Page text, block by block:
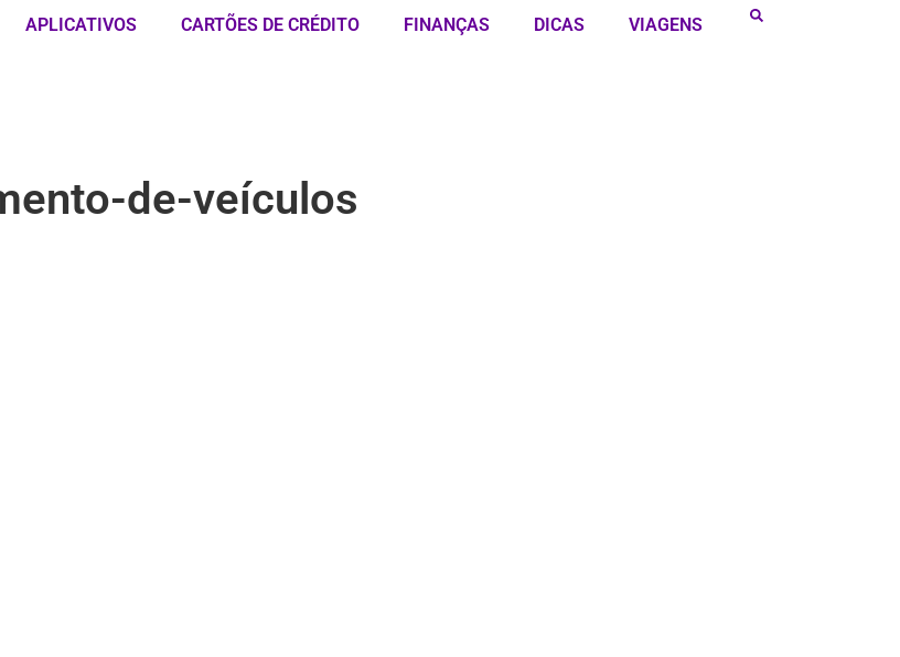
APLICATIVOS CARTÕES DE CRÉDITO FINANÇAS DICAS VIAGENS
de-veículos